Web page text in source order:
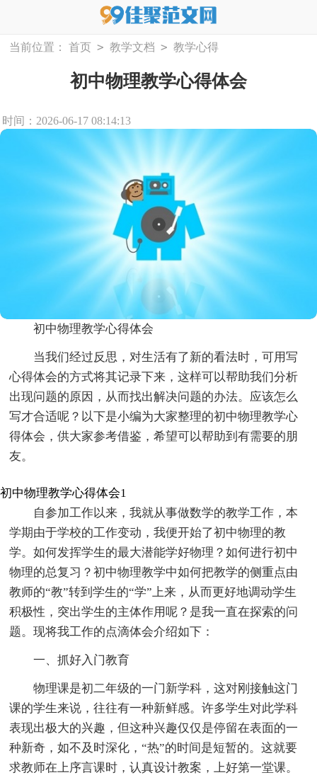
当前位置： 首页 > 教学文档 > 教学心得
初中物理教学心得体会
时间：2026-06-17 08:14:13
初中物理教学心得体会
当我们经过反思，对生活有了新的看法时，可用写
心得体会的方式将其记录下来，这样可以帮助我们分析
出现问题的原因，从而找出解决问题的办法。应该怎么
写才合适呢？以下是小编为大家整理的初中物理教学心
得体会，供大家参考借鉴，希望可以帮助到有需要的朋
友。
初中物理教学心得体会1
自参加工作以来，我就从事做数学的教学工作，本
学期由于学校的工作变动，我便开始了初中物理的教
学。如何发挥学生的最大潜能学好物理？如何进行初中
物理的总复习？初中物理教学中如何把教学的侧重点由
教师的“教”转到学生的“学”上来，从而更好地调动学生
积极性，突出学生的主体作用呢？是我一直在探索的问
题。现将我工作的点滴体会介绍如下：
一、抓好入门教育
物理课是初二年级的一门新学科，这对刚接触这门
课的学生来说，往往有一种新鲜感。许多学生对此学科
表现出极大的兴趣，但这种兴趣仅仅是停留在表面的一
种新奇，如不及时深化，“热”的时间是短暂的。这就要
求教师在上序言课时，认真设计教案，上好第一堂课。